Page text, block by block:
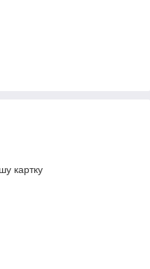
картку